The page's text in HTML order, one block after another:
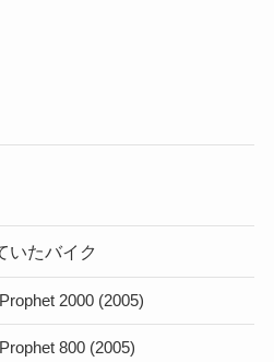
いたバイク
2000 (2005)
800 (2005)